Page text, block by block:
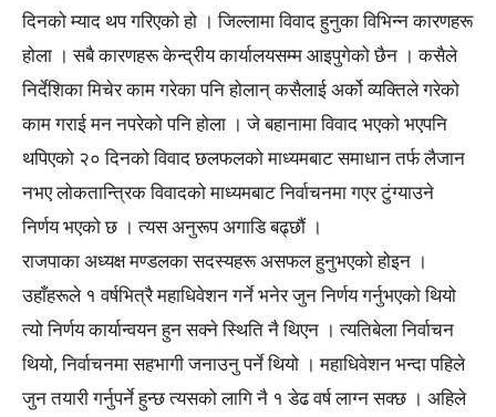
दिनको म्याद थप गरिएको हो । जिल्लामा विवाद हुनुका विभिन्न कारणहरू
होला । सबै कारणहरू केन्द्रीय कार्यालयसम्म आइपुगेको छैन । कसैले
निर्देशिका मिचेर काम गरेका पनि होलान् कसैलाई अर्को व्यक्तिले गरेको
काम गराई मन नपरेको पनि होला । जे बहानामा विवाद भएको भएपनि
थपिएको २० दिनको विवाद छलफलको माध्यमबाट समाधान तर्फ लैजान
नभए लोकतान्त्रिक विवादको माध्यमबाट निर्वाचनमा गएर टुंग्याउने
निर्णय भएको छ । त्यस अनुरूप अगाडि बढ्छौं ।
राजपाका अध्यक्ष मण्डलका सदस्यहरू असफल हुनुभएको होइन ।
उहाँहरूले १ वर्षभित्रै महाधिवेशन गर्ने भनेर जुन निर्णय गर्नुभएको थियो
त्यो निर्णय कार्यान्वयन हुन सक्ने स्थिति नै थिएन । त्यतिबेला निर्वाचन
थियो, निर्वाचनमा सहभागी जनाउनु पर्ने थियो । महाधिवेशन भन्दा पहिले
जुन तयारी गर्नुपर्ने हुन्छ त्यसको लागि नै १ डेढ वर्ष लाग्न सक्छ । अहिले